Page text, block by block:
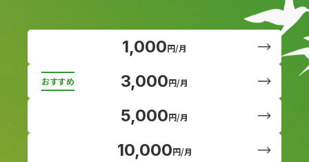
1,000円/月
3,000円/月
5,000円/月
10,000円/月